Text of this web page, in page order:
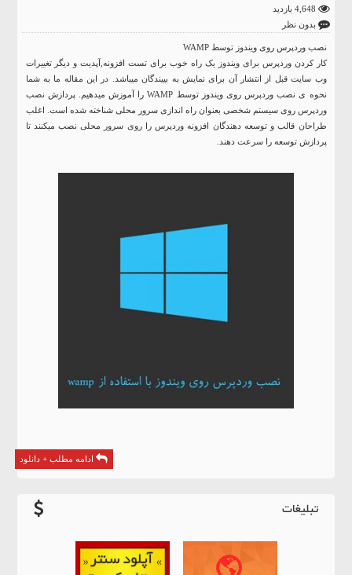
بدون نظر
نصب وردپرس روی ویندوز توسط WAMP
کار کردن وردپرس برای ویندوز یک راه خوب برای تست افزونه,آپدیت و دیگر تغییرات
وب سایت قبل از انتشار آن برای نمایش به بییندگان میباشد. در این مقاله ما به شما
نحوه ی نصب وردپرس روی ویندوز توسط WAMP را آموزش میدهیم. پردازش نصب
وردپرس روی سیستم شخصی بعنوان راه اندازی سرور محلی شناخته شده است. اغلب
طراحان قالب و توسعه دهندگان افزونه وردپرس را روی سرور محلی نصب میکنند تا
پردازش توسعه را سرعت دهند.
ادامه مطلب + دانلود
تبلیغات